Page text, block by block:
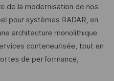
de la modernisation de nos
pour systèmes RADAR, en
architecture monolithique
conteneurisée, tout en
de performance,